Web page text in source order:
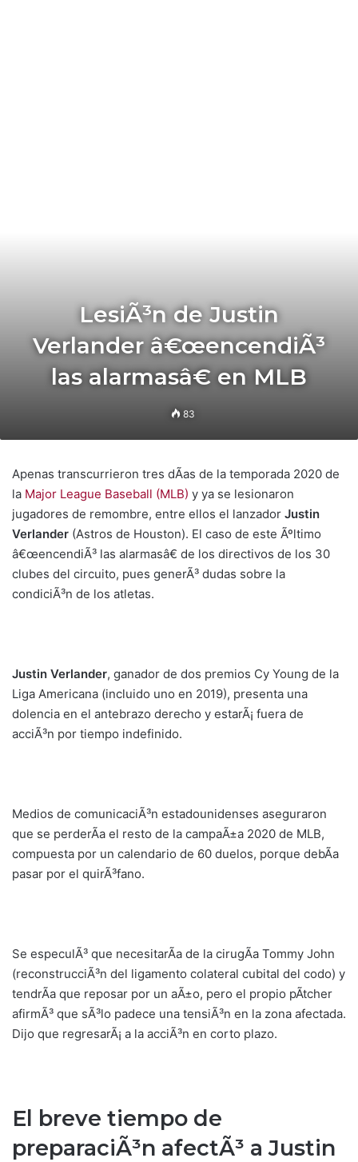
LesiÃ³n de Justin
Verlander â€œencendiÃ³
las alarmasâ€ en MLB
83
Apenas transcurrieron tres dÃ­as de la temporada 2020 de
la Major League Baseball (MLB) y ya se lesionaron
jugadores de remombre, entre ellos el lanzador Justin
Verlander (Astros de Houston). El caso de este Ãºltimo
â€œencendiÃ³ las alarmasâ€ de los directivos de los 30
clubes del circuito, pues generÃ³ dudas sobre la
condiciÃ³n de los atletas.
Justin Verlander, ganador de dos premios Cy Young de la
Liga Americana (incluido uno en 2019), presenta una
dolencia en el antebrazo derecho y estarÃ¡ fuera de
acciÃ³n por tiempo indefinido.
Medios de comunicaciÃ³n estadounidenses aseguraron
que se perderÃ­a el resto de la campaÃ±a 2020 de MLB,
compuesta por un calendario de 60 duelos, porque debÃ­a
pasar por el quirÃ³fano.
Se especulÃ³ que necesitarÃ­a de la cirugÃ­a Tommy John
(reconstrucciÃ³n del ligamento colateral cubital del codo) y
tendrÃ­a que reposar por un aÃ±o, pero el propio pÃ­tcher
afirmÃ³ que sÃ³lo padece una tensiÃ³n en la zona afectada.
Dijo que regresarÃ¡ a la acciÃ³n en corto plazo.
El breve tiempo de
preparaciÃ³n afectÃ³ a Justin